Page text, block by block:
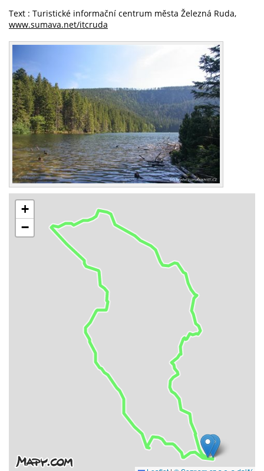
Text : Turistické informační centrum města Železná Ruda,
www.sumava.net/itcruda